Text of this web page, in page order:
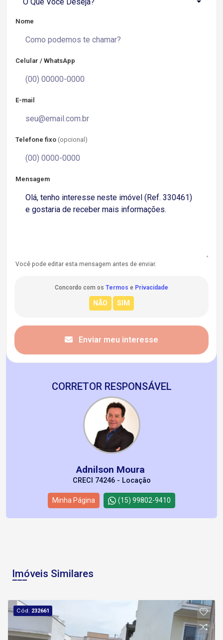
Nome
Celular / WhatsApp
E-mail
Telefone fixo (opcional)
Mensagem
Você pode editar esta mensagem antes de enviar.
Concordo com os Termos e Privacidade
Enviar meu interesse
CORRETOR RESPONSÁVEL
Adnilson Moura
CRECI 74246 - Locação
Minha Página (15) 99802-9410
Imóveis Similares
Cód. 232661